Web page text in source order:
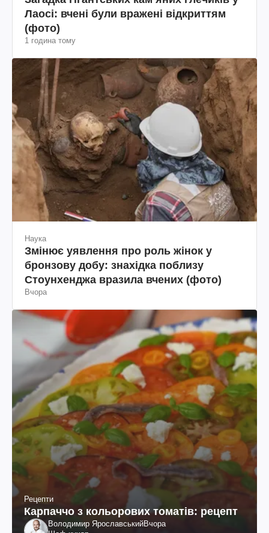
Лаосі: вчені були вражені відкриттям
(фото)
1 година тому
Наука
Змінює уявлення про роль жінок у
бронзову добу: знахідка поблизу
Стоунхенджа вразила вчених (фото)
Вчора
Рецепти
Карпаччо з кольорових томатів: рецепт
Володимир ЯрославськийВчора